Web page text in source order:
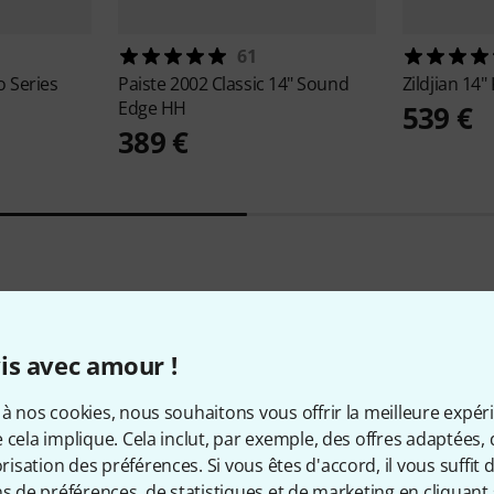
avec amour !
à nos cookies, nous souhaitons vous offrir la meilleure
cela implique. Cela inclut, par exemple, des offres
des préférences. Si vous êtes d'accord, il vous suffit
Series
61
Paiste 2002 Classic 14" Sound
Edge HH
389 €
Zildjian 14"
539 €
Évaluations des clients
5/ 5